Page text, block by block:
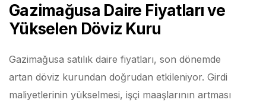
Gazimağusa Daire Fiyatları ve
Yükselen Döviz Kuru
Gazimağusa satılık daire fiyatları, son dönemde
artan döviz kurundan doğrudan etkileniyor. Girdi
maliyetlerinin yükselmesi, işçi maaşlarının artması